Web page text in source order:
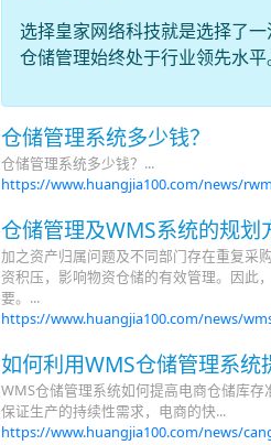
选择皇家网络科技就是选择了
仓储管理始终处于行业领先水
仓储管理系统多少钱？
仓储管理系统多少钱？...
https://www.huangjia100.com/news/
仓储管理及WMS系统的规划
加之资产归属问题及不同部门存在重复采
资积压，影响物资仓储的有效管理。因此
要。...
https://www.huangjia100.com/news/
如何利用WMS仓储管理系
WMS仓储管理系统如何提高电商仓储库
保证生产的持续性需求，电商的快...
https://www.huangjia100.com/news/